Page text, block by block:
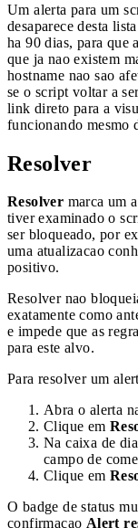
Um alerta para um
desaparece desta
ha 90 dias, para que
que ja nao existem
hostname nao sao
se o script voltar a
link direto para a
funcionando mesmo
Resolver
Resolver marca um
tiver examinado o
ser bloqueado, por
uma atualizacao
positivo.
Resolver nao
exatamente como
e impede que as
para este alvo.
Para resolver um
Abra o alerta
Clique em
Na caixa de
campo de
Clique em
O badge de status
confirmacao Alert